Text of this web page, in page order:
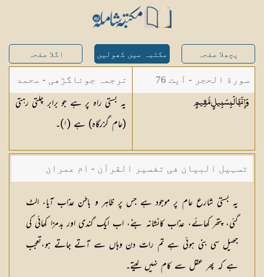
پچھلا صفحہ مکتبہ میں کھولیں اگلا صفحہ
سورة الحجر - آیت 76
وَإِنَّهَا لَبِسَبِيلٍمُّقِيمٍ
ترجمہ جوناگڑھی - محمد
جونا گڑھی
یہ بستی راہ پر ہے جو برابر چلتی رہتی
(عام گزرگاہ) ہے (١)۔
تسہیل البیان فی تفسیر القرآن - ام عمران
شکیلہ بنت میاں فضل حسین
یہ بستی شارع عام پر موجود ہے جس پر ظاہر و باطن عذاب آیا، الٹ
گئی، پتھر کھائے، عذاب کانشانہ بنے، اب ایک گندی اور بدمزا کھائی کی
جھیل سی بنی ہوئی ہے تم رات دن وہاں سے آتے جاتے ہو،تعجب
ہے کہ پھر عقل سے کام نہیں لیتے۔